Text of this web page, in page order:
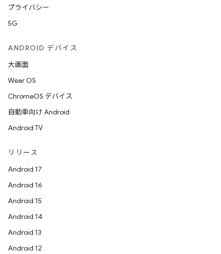
プライバシー
5G
ANDROID デバイス
大画面
Wear OS
ChromeOS デバイス
自動車向け Android
Android TV
リリース
Android 17
Android 16
Android 15
Android 14
Android 13
Android 12